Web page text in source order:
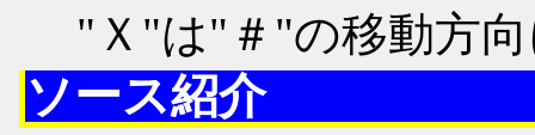
"Ｘ"は"＃"の移動方
ソース紹介